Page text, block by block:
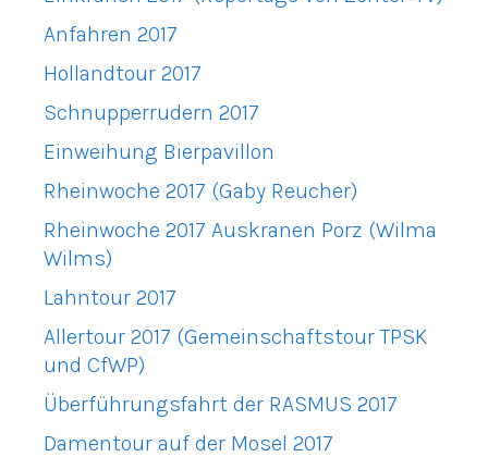
Anfahren 2017
Hollandtour 2017
Schnupperrudern 2017
Einweihung Bierpavillon
Rheinwoche 2017 (Gaby Reucher)
Rheinwoche 2017 Auskranen Porz (Wilma
Wilms)
Lahntour 2017
Allertour 2017 (Gemeinschaftstour TPSK
und CfWP)
Überführungsfahrt der RASMUS 2017
Damentour auf der Mosel 2017